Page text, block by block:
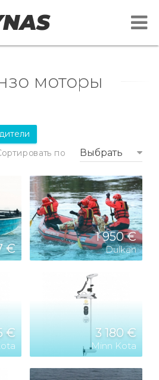
моторы
по Выбрать
€
1 950 €
Dulkan
€ 3 180 €
Minn Kota